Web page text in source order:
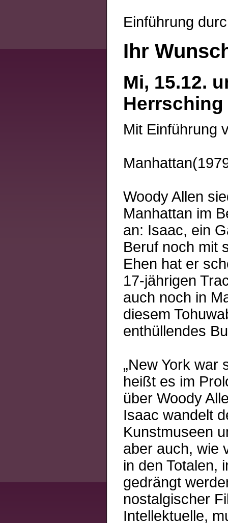
Einführung
Ihr
Mi, 15.12.
Herrsching
Mit Einführung
Woody Allen
Manhattan im
an: Isaac, ein
Beruf noch mit
Ehen hat er
17-jährigen
auch noch in
diesem
enthüllendes
„New York war
heißt es im
über Woody
Isaac wandelt
Kunstmuseen
aber auch, wie
in den Totalen,
gedrängt
nostalgischer
Intellektuelle,